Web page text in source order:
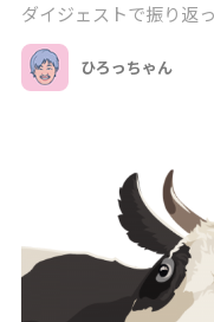
ダイジェストで振り返
ひろっちゃん